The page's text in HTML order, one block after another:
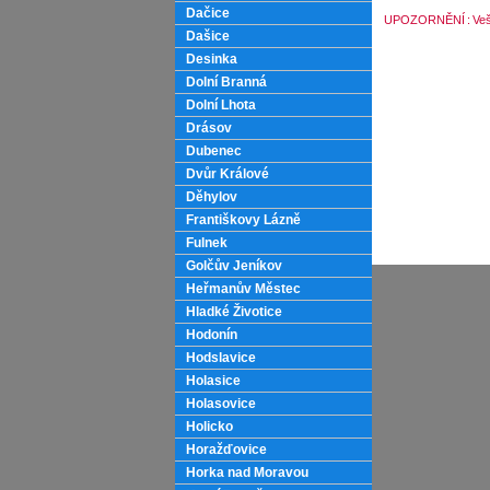
Dačice
Dašice
Desinka
Dolní Branná
Dolní Lhota
Drásov
Dubenec
Dvůr Králové
Děhylov
Františkovy Lázně
Fulnek
Golčův Jeníkov
Heřmanův Městec
Hladké Životice
Hodonín
Hodslavice
Holasice
Holasovice
Holicko
Horažďovice
Horka nad Moravou
UPOZORNĚNÍ :